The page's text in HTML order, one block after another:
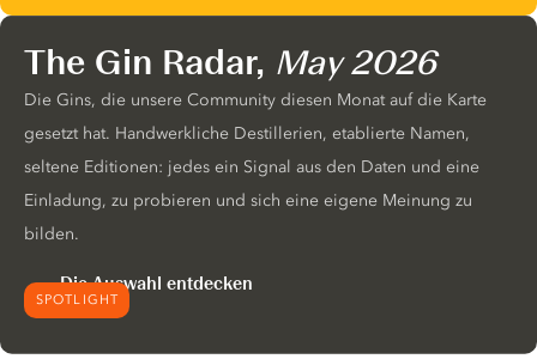
SPOTLIGHT
The Gin Radar, May 2026
Die Gins, die unsere Community diesen Monat auf die Karte
gesetzt hat. Handwerkliche Destillerien, etablierte Namen,
seltene Editionen: jedes ein Signal aus den Daten und eine
Einladung, zu probieren und sich eine eigene Meinung zu
bilden.
Die Auswahl entdecken